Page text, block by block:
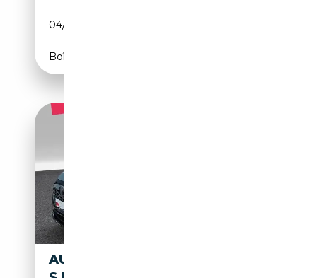
04/2025
Boîte automatique
AUDI Q8 E-TRON 55 QUATTRO